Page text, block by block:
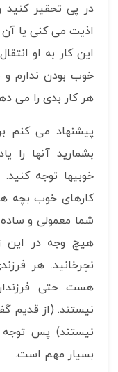
در پی تحقیر کنید
اذیت می کنی یا
این کار به او
خوب بودن ندارم و
هر کار بدی را می
پیشنهاد می کنم
بشمارید آنها را
خوبیها توجه
کارهای خوب بچه
شما معمولی و
هیچ وجه در این
نچرخانید. هر
هست حتی
نیستند. (از قدیم
نیستند) پس توجه
بسیار مهم است.